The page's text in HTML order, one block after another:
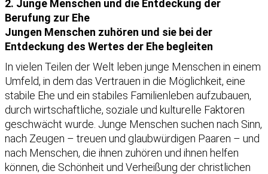
2. Junge Menschen und die Entdeckung der
Berufung zur Ehe
Jungen Menschen zuhören und sie bei der
Entdeckung des Wertes der Ehe begleiten
In vielen Teilen der Welt leben junge Menschen in einem
Umfeld, in dem das Vertrauen in die Möglichkeit, eine
stabile Ehe und ein stabiles Familienleben aufzubauen,
durch wirtschaftliche, soziale und kulturelle Faktoren
geschwächt wurde. Junge Menschen suchen nach Sinn,
nach Zeugen – treuen und glaubwürdigen Paaren – und
nach Menschen, die ihnen zuhören und ihnen helfen
können, die Schönheit und Verheißung der christlichen